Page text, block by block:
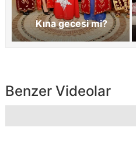
Kına gecesi mi?
Benzer Videolar